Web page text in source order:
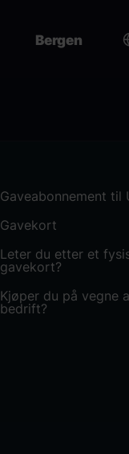
Bergen
Gaveabonnement til
Gavekort
Leter du etter et
gavekort?
Kjøper du på vegne
bedrift?